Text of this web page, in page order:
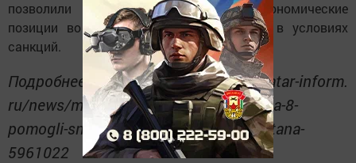
позволили сохранить устоявшиеся экономические
позиции во время пандемии Covid-19 и в условиях
санкций.
Подробнее: https://www. tatar-inform.
ru/news/marat-ziatdinov-goszakupki-na-8-
pomogli-snizit-zatraty-byudzeta-tatarstana-
5961022